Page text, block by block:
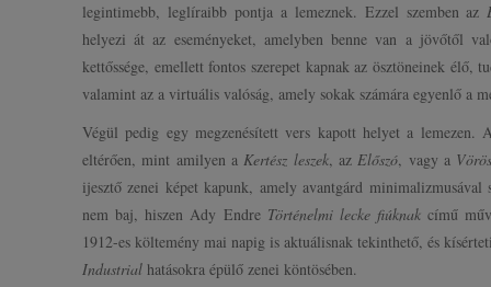
legintimebb, leglíraibb pontja a lemeznek. Ezzel szemben az
helyezi át az eseményeket, amelyben benne van a jövőtől
kettőssége, emellett fontos szerepet kapnak az ösztöneinek élő,
valamint az a virtuális valóság, amely sokak számára egyenlő a
Végül pedig egy megzenésített vers kapott helyet a lemezen.
eltérően, mint amilyen aKertész leszek, azElőszó, vagy a
ijesztő zenei képet kapunk, amely avantgárd
nem baj, hiszen Ady Endre Történelmi lecke fiúknak című
1912-es költemény mai napig is aktuálisnak tekinthető, és
Industrial hatásokra épülő zenei köntösében.